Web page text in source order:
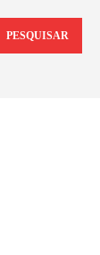
PESQUISAR